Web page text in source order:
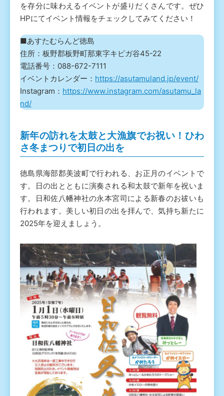
を存分に味わえるイベントが盛りだくさんです。ぜひ
HPにてイベント情報をチェックしてみてください！
■あすたむらんど徳島
住所：板野郡板野町那東字キビガ谷45-22
電話番号：088-672-7111
イベントカレンダー： https://asutamuland.jp/event/
Instagram： https://www.instagram.com/asutamu_la
nd/
新年の訪れを太鼓と大漁旗でお祝い！ひわ
さ冬まつりで初日の出を
徳島県海部郡美波町で行われる、お正月のイベントで
す。日の出とともに演奏される和太鼓で新年を祝いま
す。日和佐八幡神社の永本宮司による新春のお祓いも
行われます。美しい初日の出を拝んで、気持ち新たに
2025年を迎えましょう。